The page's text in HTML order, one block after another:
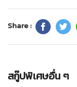
Share :
สกู๊ปพิเศษอื่น ๆ